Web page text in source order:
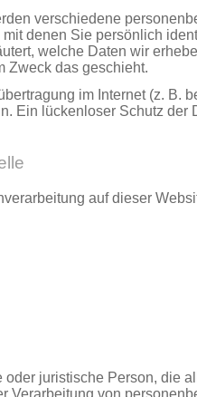
verschiedene
denen Sie persönlich
welche Daten wir
Zweck das geschieht.
im Internet (z. B.
Ein lückenloser Schutz der
auf dieser
juristische Person, die
Verarbeitung von